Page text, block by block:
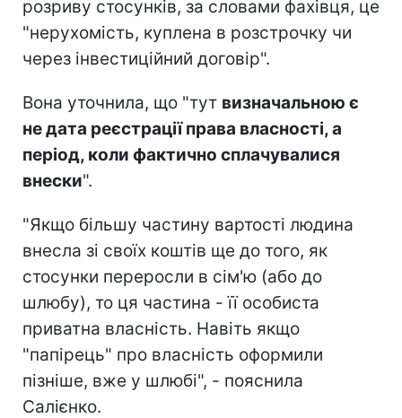
розриву стосунків, за словами фахівця, це
"нерухомість, куплена в розстрочку чи
через інвестиційний договір".
Вона уточнила, що "тут визначальною є
не дата реєстрації права власності, а
період, коли фактично сплачувалися
внески".
"Якщо більшу частину вартості людина
внесла зі своїх коштів ще до того, як
стосунки переросли в сім'ю (або до
шлюбу), то ця частина - її особиста
приватна власність. Навіть якщо
"папірець" про власність оформили
пізніше, вже у шлюбі", - пояснила
Салієнко.